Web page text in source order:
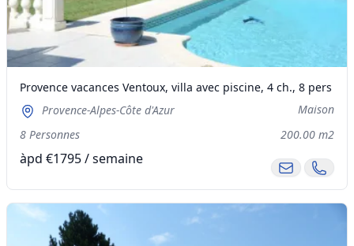
Provence vacances Ventoux, villa avec piscine, 4 ch., 8 pers
Provence-Alpes-Côte d'Azur
Maison
8 Personnes
200.00 m2
àpd €1795 / semaine